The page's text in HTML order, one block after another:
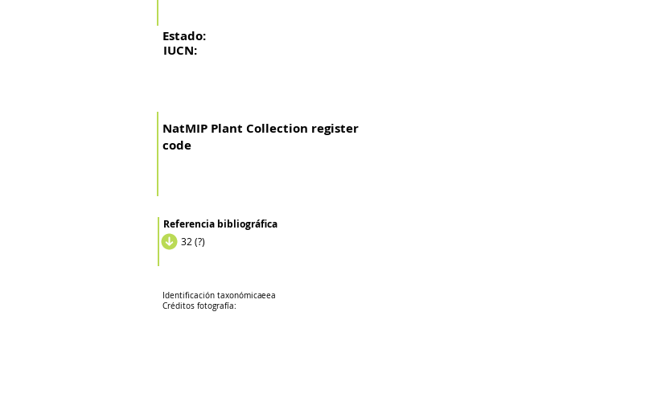
Estado:
IUCN:
NatMIP Plant Collection register
code
Referencia bibliográfica
32 (?)
Identificación taxonómica:eea
Créditos fotografía: